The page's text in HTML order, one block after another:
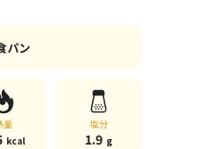
パン
量
kcal
塩分
1.9 g